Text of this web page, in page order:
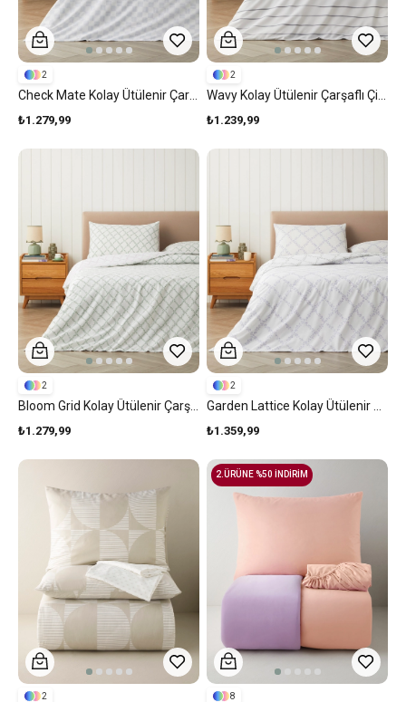
₺1.279,99
2
₺1.239,99
2
₺1.279,99
2
₺1.359,99
2
2 8
2.ÜRÜNE %50 İNDİRİM